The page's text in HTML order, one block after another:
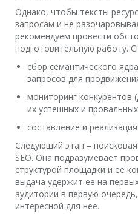
Однако, чтобы тексты
запросам и не
рекомендуем провести
подготовительную работу.
сбор семантического
запросов для
мониторинг конкурентов
их успешных и
составление и
Следующий этап –
SEO. Она подразумевает
структурой площадки и ее
выдача удержит ее на
аудитории в первую
интересной для нее.